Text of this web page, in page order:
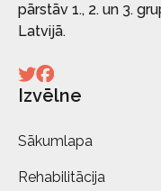
pārstāv 1., 2. un 3.
Latvijā.
Izvēlne
Sākumlapa
Rehabilitācija